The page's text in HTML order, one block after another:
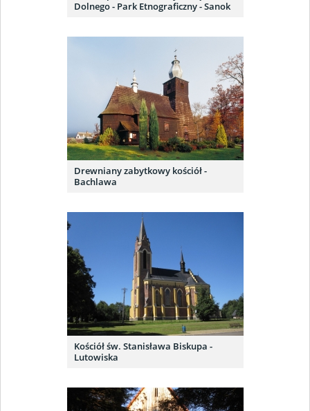
Dolnego - Park Etnograficzny - Sanok
Drewniany zabytkowy kościół -
Bachlawa
Kościół św. Stanisława Biskupa -
Lutowiska